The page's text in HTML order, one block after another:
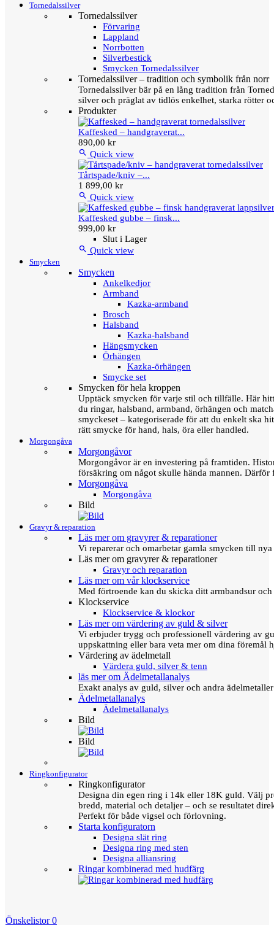
Tornedalssilver
Tornedalssilver
Förvaring
Lappland
Norrbotten
Silverbestick
Smycken Tornedalssilver
Tornedalssilver – tradition och symbolik från norr
Tornedalssilver bär på en lång tradition från
silver och präglat av tidlös enkelhet, starka rötter
Produkter
Kaffesked – handgraverat...
890,00 kr
 Quick view
Tårtspade/kniv –...
1 899,00 kr
 Quick view
Kaffesked gubbe – finsk...
999,00 kr
Slut i Lager
 Quick view
Smycken
Smycken
Ankelkedjor
Armband
Kazka-armband
Brosch
Halsband
Kazka-halsband
Hängsmycken
Örhängen
Kazka-örhängen
Smycke set
Smycken för hela kroppen
Upptäck smycken för varje stil och tillfälle. Här
du ringar, halsband, armband, örhängen och
smyckeset – kategoriserade för att du enkelt ska
rätt smycke för hand, hals, öra eller handled.
Morgongåva
Morgongåvor
Morgongåvor är en investering på framtiden.
försäkring om något skulle hända mannen.
Morgongåva
Morgongåva
Bild
Gravyr & reparation
Läs mer om gravyrer & reparationer
Vi reparerar och omarbetar gamla smycken till
Läs mer om gravyrer & reparationer
Gravyr och reparation
Läs mer om vår klockservice
Med förtroende kan du skicka ditt armbandsur
Klockservice
Klockservice & klockor
Läs mer om värdering av guld & silver
Vi erbjuder trygg och professionell värdering av
uppskattning eller bara veta mer om dina föremål
Värdering av ädelmetall
Värdera guld, silver & tenn
läs mer om Ädelmetallanalys
Exakt analys av guld, silver och andra
Ädelmetallanalys
Ädelmetallanalys
Bild
Bild
Ringkonfigurator
Ringkonfigurator
Designa din egen ring i 14k eller 18K guld. Välj
bredd, material och detaljer – och se resultatet
Perfekt för både vigsel och förlovning.
Starta konfiguratorn
Designa slät ring
Designa ring med sten
Designa alliansring
Ringar kombinerad med hudfärg
Önskelistor 0